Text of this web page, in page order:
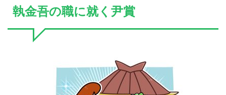
執金吾の職に就く尹賞